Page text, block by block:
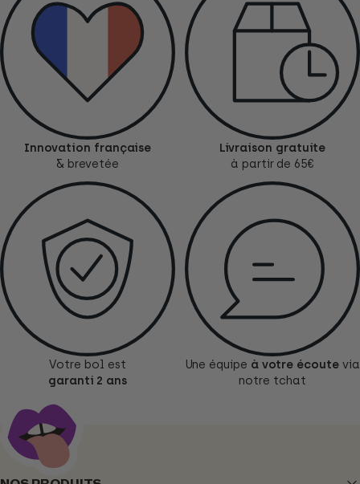
Innovation française
& brevetée
Livraison gratuite
à partir de 65€
Votre bol est
garanti 2 ans
Une équipe à votre écoutevia
notre tchat